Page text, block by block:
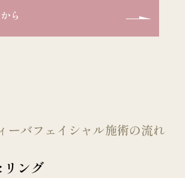
ら
ーバフェイシャル施術の流れ
リング